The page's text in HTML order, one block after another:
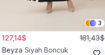
3
127,14$ 181,43$
Beyza Siyah Boncuk